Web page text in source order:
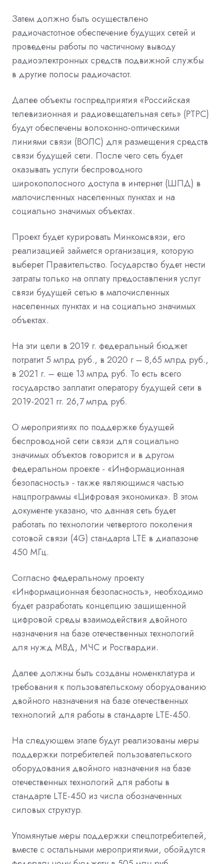
Затем должно быть осуществлено
радиочастотное обеспечение будущих сетей и
проведены работы по частичному выводу
радиоэлектронных средств подвижной службы
в другие полосы радиочастот.
Далее объекты госпредприятия «Российская
телевизионная и радиовещательная сеть» (РТРС)
будут обеспечены волоконно-оптическими
линиями связи (ВОЛС) для размещения средств
связи будущей сети. После чего сеть будет
оказывать услуги беспроводного
широкополосного доступа в интернет (ШПД) в
малочисленных населенных пунктах и на
социально значимых объектах.
Проект будет курировать Минкомсвязи, его
реализацией займется организация, которую
выберет Правительство. Государство будет нести
затраты только на оплату предоставления услуг
связи будущей сетью в малочисленных
населенных пунктах и на социально значимых
объектах.
На эти цели в 2019 г. федеральный бюджет
потратит 5 млрд руб., в 2020 г – 8,65 млрд руб.,
в 2021 г. – еще 13 млрд руб. То есть всего
государство заплатит оператору будущей сети в
2019-2021 гг. 26,7 млрд руб.
О мероприятиях по поддержке будущей
беспроводной сети связи для социально
значимых объектов говорится и в другом
федеральном проекте - «Информационная
безопасность» - также являющимся частью
нацпрограммы «Цифровая экономика». В этом
документе указано, что данная сеть будет
работать по технологии четвертого поколения
сотовой связи (4G) стандарта LTE в диапазоне
450 МГц.
Согласно федеральному проекту
«Информационная безопасность», необходимо
будет разработать концепцию защищенной
цифровой среды взаимодействия двойного
назначения на базе отечественных технологий
для нужд МВД, МЧС и Росгвардии.
Далее должны быть созданы номенклатура и
требования к пользовательскому оборудованию
двойного назначения на базе отечественных
технологий для работы в стандарте LTE-450.
На следующем этапе будут реализованы меры
поддержки потребителей пользовательского
оборудования двойного назначения на базе
отечественных технологий для работы в
стандарте LTE-450 из числа обозначенных
силовых структур.
Упомянутые меры поддержки спецпотребителей,
вместе с остальными мероприятиями, обойдутся